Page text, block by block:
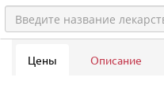
Цены Описание